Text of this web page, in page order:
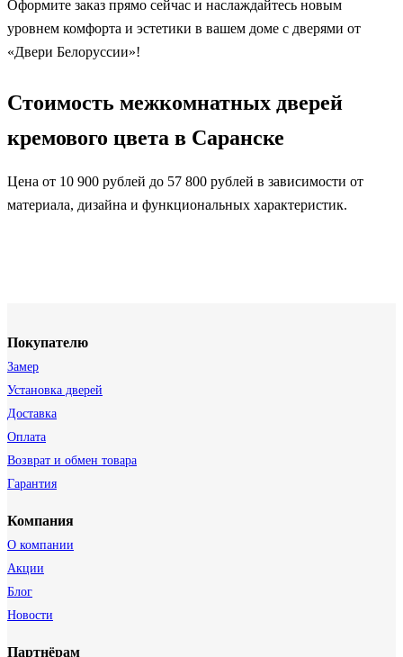
Оформите заказ прямо сейчас и наслаждайтесь новым
уровнем комфорта и эстетики в вашем доме с дверями от
«Двери Белоруссии»!
Стоимость межкомнатных дверей
кремового цвета в Саранске
Цена от 10 900 рублей до 57 800 рублей в зависимости от
материала, дизайна и функциональных характеристик.
Покупателю
Замер
Установка дверей
Доставка
Оплата
Возврат и обмен товара
Гарантия
Компания
О компании
Акции
Блог
Новости
Партнёрам